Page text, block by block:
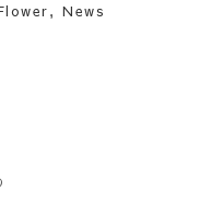
, News